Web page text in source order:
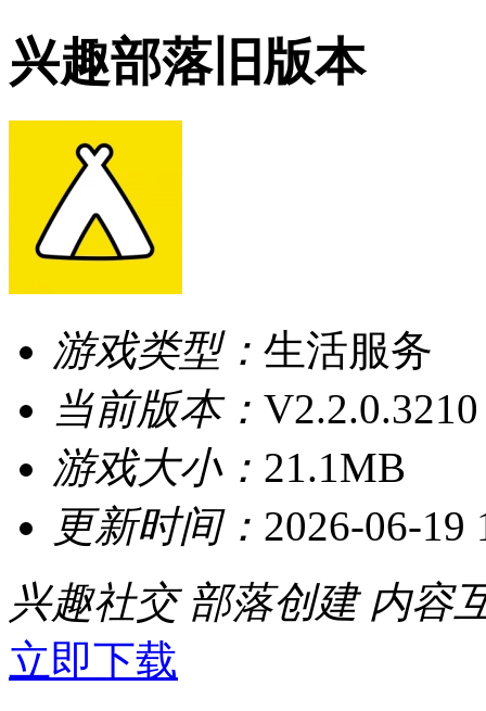
兴趣部落旧版本
游戏类型： 生活服务
当前版本： V2.2.0.3210
游戏大小： 21.1MB
更新时间： 2026-06-19
兴趣社交 部落创建 内容
立即下载